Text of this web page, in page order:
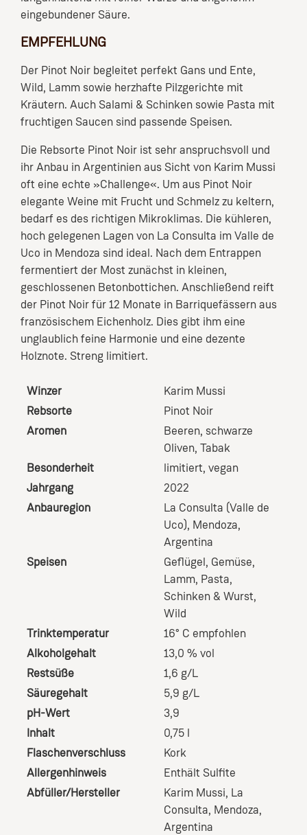
eingebundener Säure.
EMPFEHLUNG
Der Pinot Noir begleitet perfekt Gans und Ente,
Wild, Lamm sowie herzhafte Pilzgerichte mit
Kräutern. Auch Salami & Schinken sowie Pasta mit
fruchtigen Saucen sind passende Speisen.
Die Rebsorte Pinot Noir ist sehr anspruchsvoll und
ihr Anbau in Argentinien aus Sicht von Karim Mussi
oft eine echte »Challenge«. Um aus Pinot Noir
elegante Weine mit Frucht und Schmelz zu keltern,
bedarf es des richtigen Mikroklimas. Die kühleren,
hoch gelegenen Lagen von La Consulta im Valle de
Uco in Mendoza sind ideal. Nach dem Entrappen
fermentiert der Most zunächst in kleinen,
geschlossenen Betonbottichen. Anschließend reift
der Pinot Noir für 12 Monate in Barriquefässern aus
französischem Eichenholz. Dies gibt ihm eine
unglaublich feine Harmonie und eine dezente
Holznote. Streng limitiert.
Winzer
Karim Mussi
Rebsorte
Pinot Noir
Aromen
Beeren, schwarze
Oliven, Tabak
Besonderheit
limitiert, vegan
Jahrgang
2022
Anbauregion
La Consulta (Valle de
Uco), Mendoza,
Argentina
Speisen
Geflügel , Gemüse,
Lamm, Pasta,
Schinken & Wurst,
Wild
Trinktemperatur
16° C empfohlen
Alkoholgehalt
13,0 % vol
Restsüße
1,6 g/L
Säuregehalt
5,9 g/L
pH-Wert
3,9
Inhalt
0,75 l
Flaschenverschluss
Kork
Allergenhinweis
Enthält Sulfite
Abfüller/Hersteller
Karim Mussi, La
Consulta, Mendoza,
Argentina